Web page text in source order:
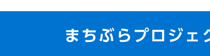
まちぶらプロジ